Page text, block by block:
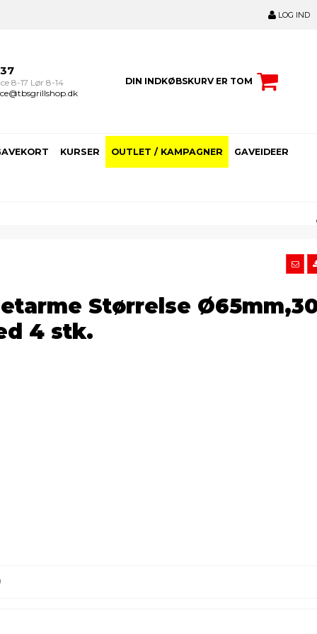
LOG IND
8-17 Lør 8-14
DIN INDKØBSKURV ER TOM
KURSER OUTLET / KAMPAGNER GAVEIDEER
Størrelse
4 stk.